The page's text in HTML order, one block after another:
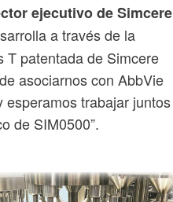
ejecutivo de Simcere
a través de la
T patentada de Simcere
asociarnos con AbbVie
trabajar juntos
de SIM0500”.